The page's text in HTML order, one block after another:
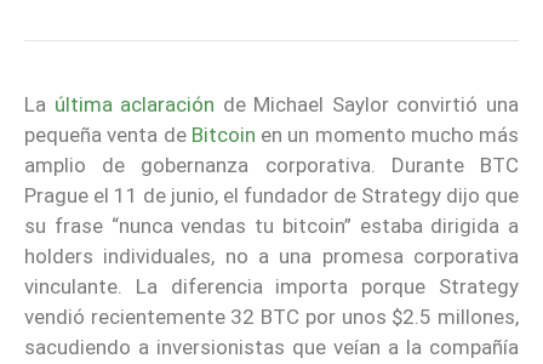
La última aclaración de Michael Saylor convirtió una
pequeña venta de Bitcoin en un momento mucho más
amplio de gobernanza corporativa. Durante BTC
Prague el 11 de junio, el fundador de Strategy dijo que
su frase “nunca vendas tu bitcoin” estaba dirigida a
holders individuales, no a una promesa corporativa
vinculante. La diferencia importa porque Strategy
vendió recientemente 32 BTC por unos $2.5 millones,
sacudiendo a inversionistas que veían a la compañía